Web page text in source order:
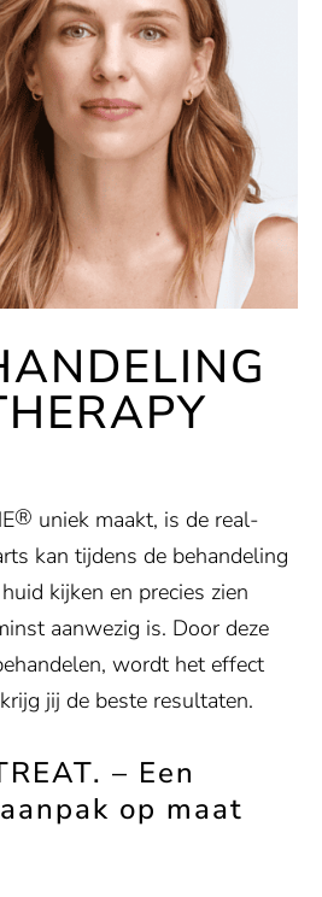
® uniek maakt, is de real-
kan tijdens de behandeling
kijken en precies zien
aanwezig is. Door deze
wordt het effect
jij de beste resultaten.
– Een
op maat